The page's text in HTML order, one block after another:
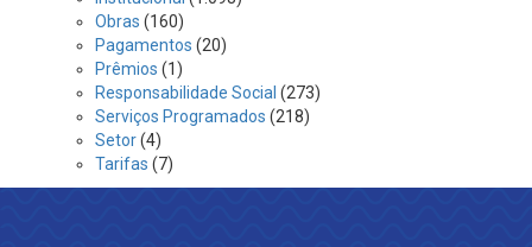
Obras (160)
Pagamentos (20)
Prêmios (1)
Responsabilidade Social (273)
Serviços Programados (218)
Setor(4)
Tarifas (7)